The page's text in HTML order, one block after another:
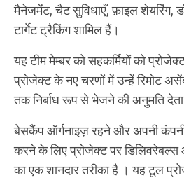
मैनेजमेंट, चैट सुविधाएँ, फ़ाइल
टार्गेट ट्रैकिंग शामिल हैं।
यह टीम मेम्बर को सहकर्मियों को
प्रोजेक्ट के नए चरणों में उन्हें रिमोट
तक निर्बाध रूप से भेजने की अनुमति
बेसकैंप ऑर्गनाइज़ रहने और अपनी
करने के लिए प्रोजेक्ट पर डिलिवरेबल्स
का एक शानदार तरीका है । यह टूल